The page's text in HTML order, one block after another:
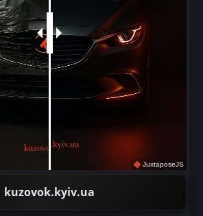
JuxtaposeJS
kuzovok.kyiv.ua